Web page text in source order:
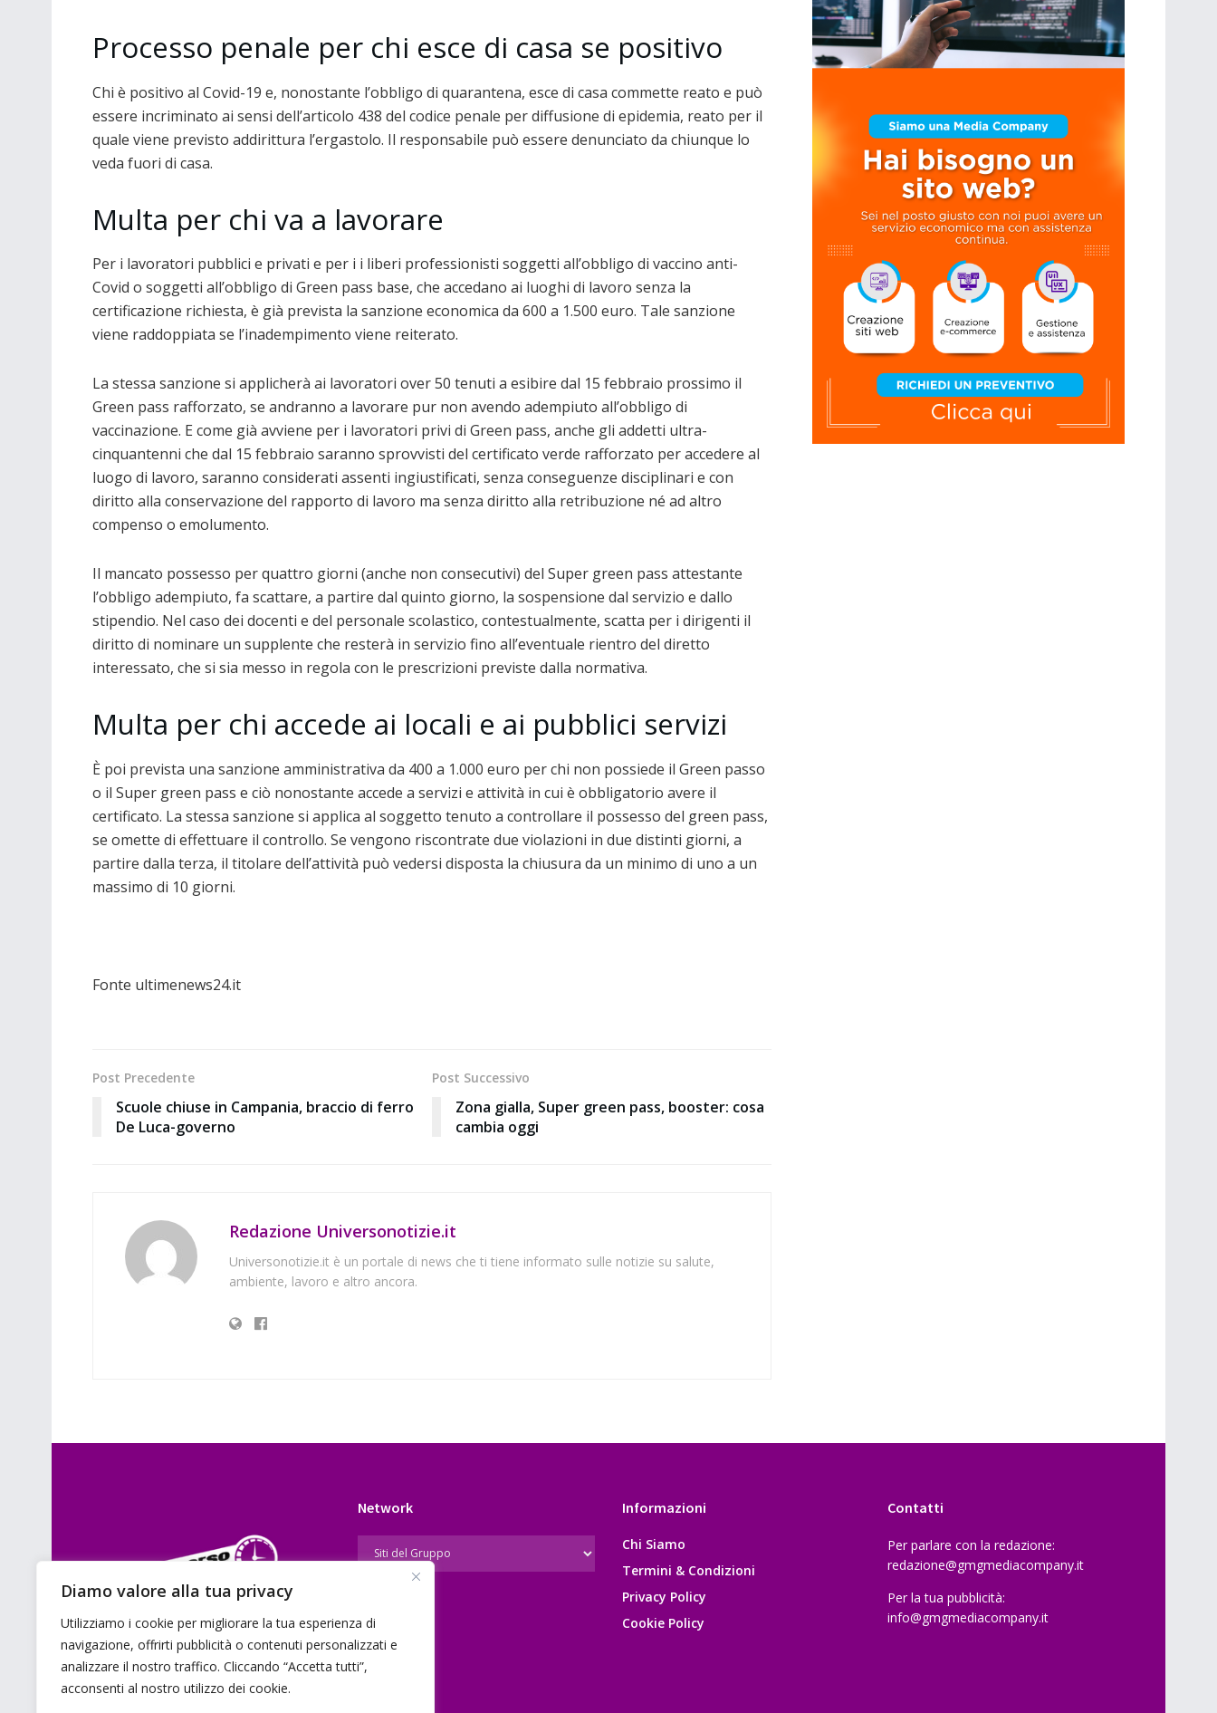
Diamo valore alla tua privacy
Utilizziamo i cookie per migliorare la tua esperienza di
navigazione, offrirti pubblicità o contenuti personalizzati e
analizzare il nostro traffico. Cliccando “Accetta tutti”,
acconsenti al nostro utilizzo dei cookie.
Processo penale per chi esce di casa se positivo
Chi è positivo al Covid-19 e, nonostante l’obbligo di quarantena, esce di casa commette reato e può
essere incriminato ai sensi dell’articolo 438 del codice penale per diffusione di epidemia, reato per il
quale viene previsto addirittura l’ergastolo. Il responsabile può essere denunciato da chiunque lo
veda fuori di casa.
Multa per chi va a lavorare
Per i lavoratori pubblici e privati e per i i liberi professionisti soggetti all’obbligo di vaccino anti-
Covid o soggetti all’obbligo di Green pass base, che accedano ai luoghi di lavoro senza la
certificazione richiesta, è già prevista la sanzione economica da 600 a 1.500 euro. Tale sanzione
viene raddoppiata se l’inadempimento viene reiterato.
La stessa sanzione si applicherà ai lavoratori over 50 tenuti a esibire dal 15 febbraio prossimo il
Green pass rafforzato, se andranno a lavorare pur non avendo adempiuto all’obbligo di
vaccinazione. E come già avviene per i lavoratori privi di Green pass, anche gli addetti ultra-
cinquantenni che dal 15 febbraio saranno sprovvisti del certificato verde rafforzato per accedere al
luogo di lavoro, saranno considerati assenti ingiustificati, senza conseguenze disciplinari e con
diritto alla conservazione del rapporto di lavoro ma senza diritto alla retribuzione né ad altro
compenso o emolumento.
Il mancato possesso per quattro giorni (anche non consecutivi) del Super green pass attestante
l’obbligo adempiuto, fa scattare, a partire dal quinto giorno, la sospensione dal servizio e dallo
stipendio. Nel caso dei docenti e del personale scolastico, contestualmente, scatta per i dirigenti il
diritto di nominare un supplente che resterà in servizio fino all’eventuale rientro del diretto
interessato, che si sia messo in regola con le prescrizioni previste dalla normativa.
Multa per chi accede ai locali e ai pubblici servizi
È poi prevista una sanzione amministrativa da 400 a 1.000 euro per chi non possiede il Green passo
o il Super green pass e ciò nonostante accede a servizi e attività in cui è obbligatorio avere il
certificato. La stessa sanzione si applica al soggetto tenuto a controllare il possesso del green pass,
se omette di effettuare il controllo. Se vengono riscontrate due violazioni in due distinti giorni, a
partire dalla terza, il titolare dell’attività può vedersi disposta la chiusura da un minimo di uno a un
massimo di 10 giorni.
Fonte ultimenews24.it
Post Precedente
Scuole chiuse in Campania, braccio di ferro
De Luca-governo
Post Successivo
Zona gialla, Super green pass, booster: cosa
cambia oggi
Redazione Universonotizie.it
Universonotizie.it è un portale di news che ti tiene informato sulle notizie su salute,
ambiente, lavoro e altro ancora.
E’ un portale di news ai sensi del D.L.
7/5/2001 n. 62
Network Informazioni
Chi Siamo
Termini & Condizioni
Privacy Policy
Cookie Policy
Contatti
Per parlare con la redazione:
redazione@gmgmediacompany.it
Per la tua pubblicità:
info@gmgmediacompany.it